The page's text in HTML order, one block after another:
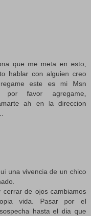
que me meta en esto,
hablar con alguien creo
este es mi Msn
por favor agregame,
ah en la direccion
una vivencia de un chico
de ojos cambiamos
vida. Pasar por el
hasta el dia que